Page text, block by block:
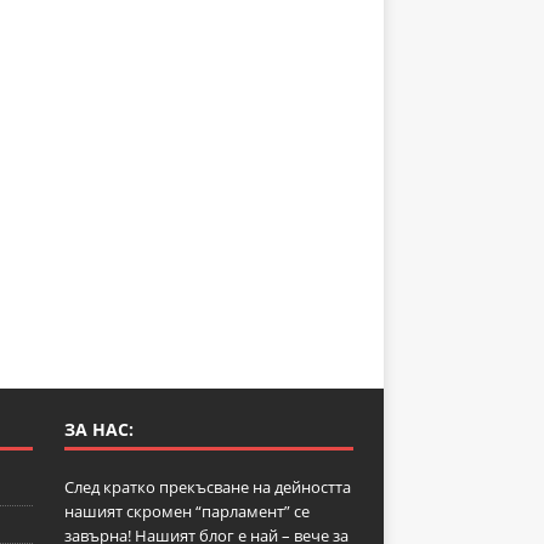
ЗА НАС:
След кратко прекъсване на дейността
нашият скромен “парламент” се
завърна! Нашият блог е най – вече за